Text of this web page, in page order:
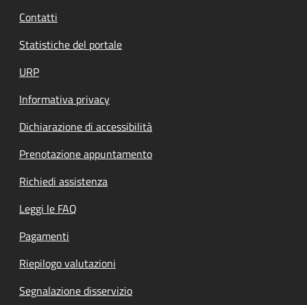
Contatti
Statistiche del portale
URP
Informativa privacy
Dichiarazione di accessibilità
Prenotazione appuntamento
Richiedi assistenza
Leggi le FAQ
Pagamenti
Riepilogo valutazioni
Segnalazione disservizio